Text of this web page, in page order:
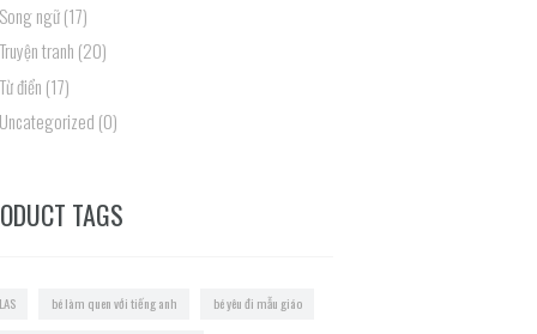
Song ngữ(17)
Truyện tranh (20)
Từ điển (17)
Uncategorized (0)
TAGS
bé làm quen với tiếng anh bé yêu đi mẫu giáo